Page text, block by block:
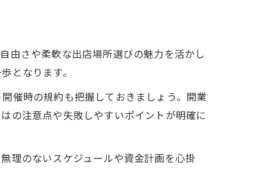
由さや柔軟な出店場所選びの魅力を活かし
となります。
催時の規約も把握しておきましょう。開業
の注意点や失敗しやすいポイントが明確に
理のないスケジュールや資金計画を心掛